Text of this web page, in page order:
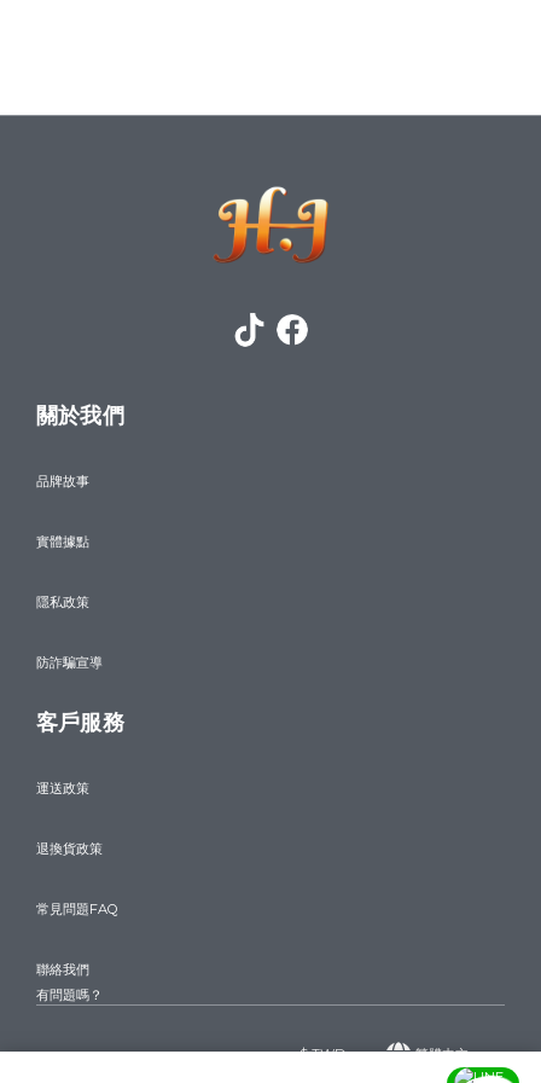
關於我們
品牌故事
實體據點
隱私政策
防詐騙宣導
客戶服務
運送政策
退換貨政策
常見問題FAQ
聯絡我們
有問題嗎？
$ TWD 繁體中文